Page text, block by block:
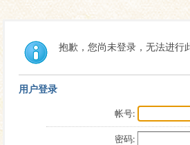
抱歉，您尚未登录，无法进行
用户登录
帐号:
密码: